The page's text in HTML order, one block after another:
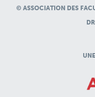
© ASSOCIATION DES